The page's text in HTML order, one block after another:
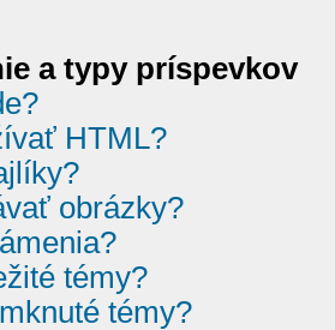
a typy príspevkov
HTML?
obrázky?
témy?
témy?